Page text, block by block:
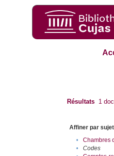
Résultats 1
Affiner par sujet
•
Chambres
•
Codes